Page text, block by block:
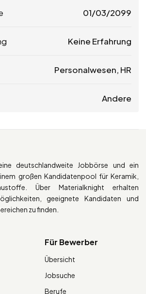
01/03/2099
Keine Erfahrung
Personalwesen, HR
Andere
deutschlandweite Jobbörse und ein
großen Kandidatenpool für Keramik,
Über Materialknight erhalten
geeignete Kandidaten und
zu finden.
Für Bewerber
Übersicht
Jobsuche
Berufe